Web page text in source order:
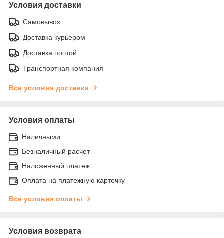
Условия доставки
Самовывоз
Доставка курьером
Доставка почтой
Транспортная компания
Все условия доставки
Условия оплаты
Наличными
Безналичный расчет
Наложенный платеж
Оплата на платежную карточку
Все условия оплаты
Условия возврата